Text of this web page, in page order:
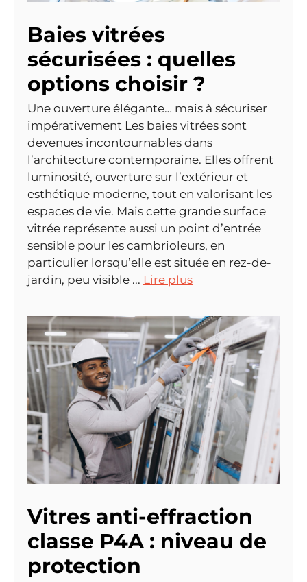
Baies vitrées
sécurisées : quelles
options choisir ?
Une ouverture élégante… mais à sécuriser
impérativement Les baies vitrées sont
devenues incontournables dans
l’architecture contemporaine. Elles offrent
luminosité, ouverture sur l’extérieur et
esthétique moderne, tout en valorisant les
espaces de vie. Mais cette grande surface
vitrée représente aussi un point d’entrée
sensible pour les cambrioleurs, en
particulier lorsqu’elle est située en rez-de-
jardin, peu visible ... Lire plus
Vitres anti-effraction
classe P4A : niveau de
protection